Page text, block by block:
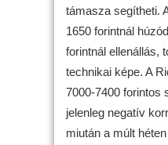
támasza segítheti.
1650 forintnál
forintnál ellenállás,
technikai képe. A
7000-7400 forintos
jelenleg negatív
miután a múlt